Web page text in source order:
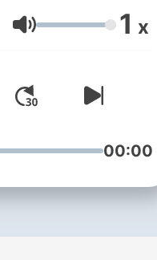
ili sila i
velikani uistinu
li negativci
Kako se
i kako propadaju
Volumen 1 x
00:00